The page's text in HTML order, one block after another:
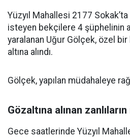
Yüzyıl Mahallesi 2177
isteyen bekçilere 4 şüphelinin
yaralanan Uğur Gölçek, özel
altına alındı.
Gölçek, yapılan müdahaleye
Gözaltına alınan
Gece saatlerinde Yüzyıl